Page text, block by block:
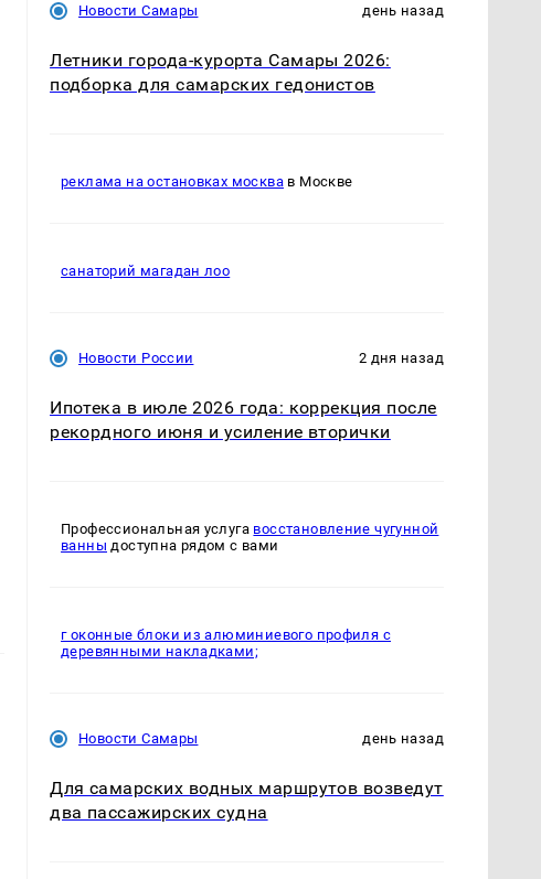
Новости Самары день назад
Летники города-курорта Самары 2026:
подборка для самарских гедонистов
реклама на остановках москвав Москве
санаторий магадан лоо
Новости России 2 дня назад
Ипотека в июле 2026 года: коррекция после
рекордного июня и усиление вторички
Профессиональная услуга восстановление чугунной
ванны доступна рядом с вами
г оконные блоки из алюминиевого профиля с
деревянными накладками;
Новости Самары день назад
Для самарских водных маршрутов возведут
два пассажирских судна